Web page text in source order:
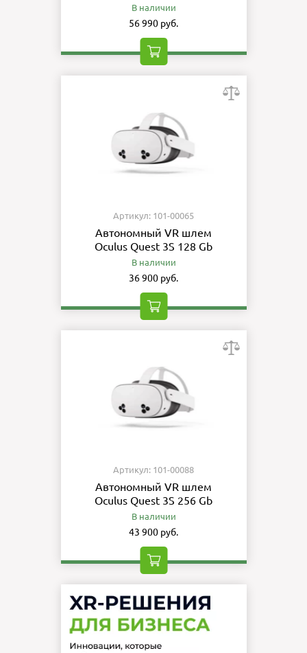
В наличии
56 990 руб.
Артикул: 101-00065
Автономный VR шлем
Oculus Quest 3S 128 Gb
В наличии
36 900 руб.
Артикул: 101-00088
Автономный VR шлем
Oculus Quest 3S 256 Gb
В наличии
43 900 руб.